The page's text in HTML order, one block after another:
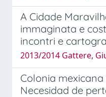
A Cidade
immaginata e
incontri e
2013/2014 Gattere,
Colonia
Necesidad de